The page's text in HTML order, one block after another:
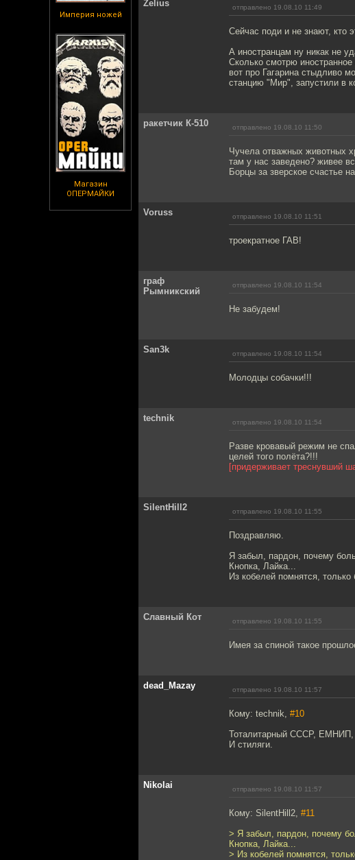
Империя ножей
Магазин
ОПЕРМАЙКИ
Zelius отправлено 19.08.10 11:49
Сейчас поди и не знают, кто
А иностранцам ну никак не
Сколько смотрю
вот про Гагарина стыдливо
станцию "Мир", запустили в
ракетчик К-510 отправлено 19.08.10 11:50
Чучела отважных животных
там у нас заведено? живее
Борцы за зверское счастье
Voruss отправлено 19.08.10 11:51
троекратное ГАВ!
граф
Рымникский
отправлено 19.08.10 11:54
Не забудем!
San3k отправлено 19.08.10 11:54
Молодцы собачки!!!
technik отправлено 19.08.10 11:54
Разве кровавый режим не
целей того полёта?!!!
[придерживает треснувший
SilentHill2 отправлено 19.08.10 11:55
Поздравляю.
Я забыл, пардон, почему
Кнопка, Лайка...
Из кобелей помнятся,
Славный Кот отправлено 19.08.10 11:55
Имея за спиной такое
dead_Mazay отправлено 19.08.10 11:57
Кому: technik, #10
Тоталитарный СССР, ЕМНИП,
И стиляги.
Nikolai отправлено 19.08.10 11:57
Кому: SilentHill2, #11
> Я забыл, пардон, почему
Кнопка, Лайка...
> Из кобелей помнятся,